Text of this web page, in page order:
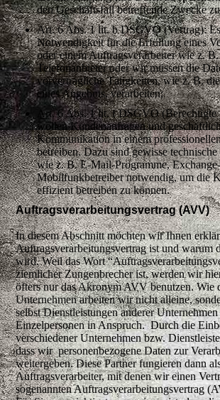
den Geschäftsfall betreffende Zwecke
Art. 6 Abs. 1 lit. b DSGVO (Vertrag):
Notwendigkeit für die Erfüllung eines
oder einem Auftragsverarbeiter wie z.
Telefonanbieter oder wir müssen die
vorvertragliche Tätigkeiten, wie z. B.
eines Angebots, verarbeiten;
Art. 6 Abs. 1 lit. f DSGVO (Berechtigte
wollen Kundenanfragen und
Kommunikation in einem
betreiben. Dazu sind gewisse
wie z. B. E-Mail-Programme,
Mobilfunkbetreiber notwendig, um die
effizient betreiben zu können.
Auftragsverarbeitungsvertrag (AVV)
In diesem Abschnitt möchten wir Ihnen
Auftragsverarbeitungsvertrag ist und warum
wird. Weil das Wort
ziemlicher Zungenbrecher ist, werden wir
öfters nur das Akronym AVV benutzen. Wie
Unternehmen arbeiten wir nicht alleine,
selbst Dienstleistungen anderer
Einzelpersonen in Anspruch. Durch die
verschiedener Unternehmen bzw.
dass wir personenbezogene Daten zur
weitergeben. Diese Partner fungieren dann
Auftragsverarbeiter, mit denen wir einen
sogenannten Auftragsverarbeitungsvertrag